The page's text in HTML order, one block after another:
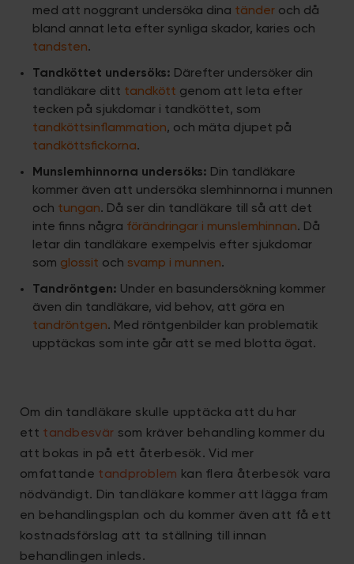
med att noggrant undersöka dina tänder och då
bland annat leta efter synliga skador, karies och
tandsten.
Tandköttet undersöks: Därefter undersöker din
tandläkare ditt tandkött genom att leta efter
tecken på sjukdomar i tandköttet, som
tandköttsinflammation, och mäta djupet på
tandköttsfickorna.
Munslemhinnorna undersöks: Din tandläkare
kommer även att undersöka slemhinnorna i munnen
och tungan. Då ser din tandläkare till så att det
inte finns några förändringar i munslemhinnan. Då
letar din tandläkare exempelvis efter sjukdomar
som glossit och svamp i munnen.
Tandröntgen: Under en basundersökning kommer
även din tandläkare, vid behov, att göra en
tandröntgen. Med röntgenbilder kan problematik
upptäckas som inte går att se med blotta ögat.
Om din tandläkare skulle upptäcka att du har
ett tandbesvär som kräver behandling kommer du
att bokas in på ett återbesök. Vid mer
omfattande tandproblem kan flera återbesök vara
nödvändigt. Din tandläkare kommer att lägga fram
en behandlingsplan och du kommer även att få ett
kostnadsförslag att ta ställning till innan
behandlingen inleds.